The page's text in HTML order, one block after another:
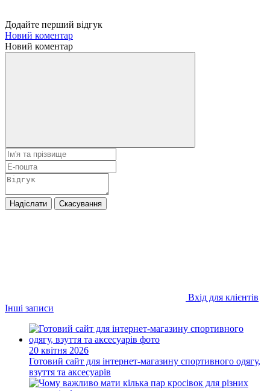
Додайте перший відгук
Новий коментар
Новий коментар
Надіслати Скасування
Вхід для клієнтів
Інші записи
20 квітня 2026
Готовий сайт для інтернет-магазину спортивного одягу,
взуття та аксесуарів